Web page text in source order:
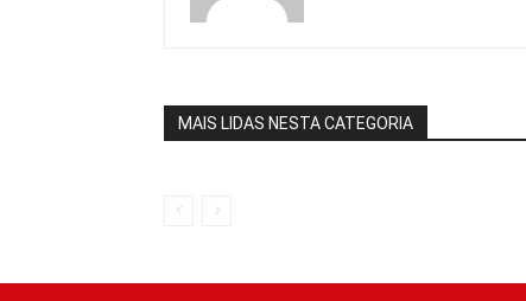
MAIS LIDAS NESTA CATEGORIA